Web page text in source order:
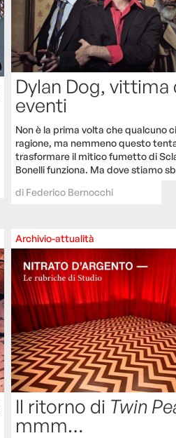
Dylan Dog, vittima
eventi
Non è la prima volta che qualcuno
ragione, ma nemmeno questo
trasformare il mitico fumetto di
Bonelli funziona. Ma dove stiamo
di Federico Bernocchi
Archivio-attualità
Il ritorno di Twin
mmm…